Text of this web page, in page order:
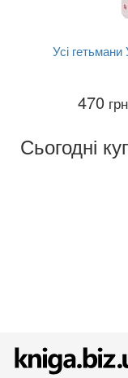
Усі гетьмани
470 грн
Сьогодні